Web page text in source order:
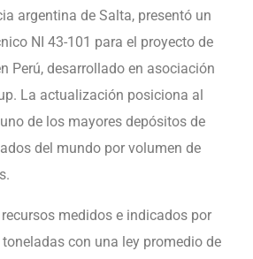
argentina de Salta, presentó un
NI 43-101 para el proyecto de
Perú, desarrollado en asociación
La actualización posiciona al
de los mayores depósitos de
del mundo por volumen de
medidos e indicados por
con una ley promedio de